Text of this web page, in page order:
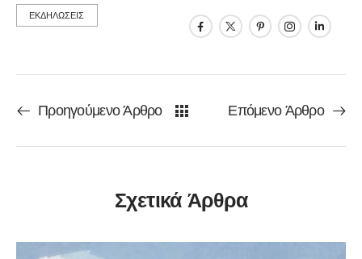
ΕΚΔΗΛΩΣΕΙΣ
Προηγούμενο Άρθρο Επόμενο Άρθρο
Σχετικά Άρθρα